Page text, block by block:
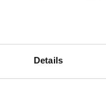
Details